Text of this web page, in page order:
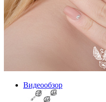
Видеообзор